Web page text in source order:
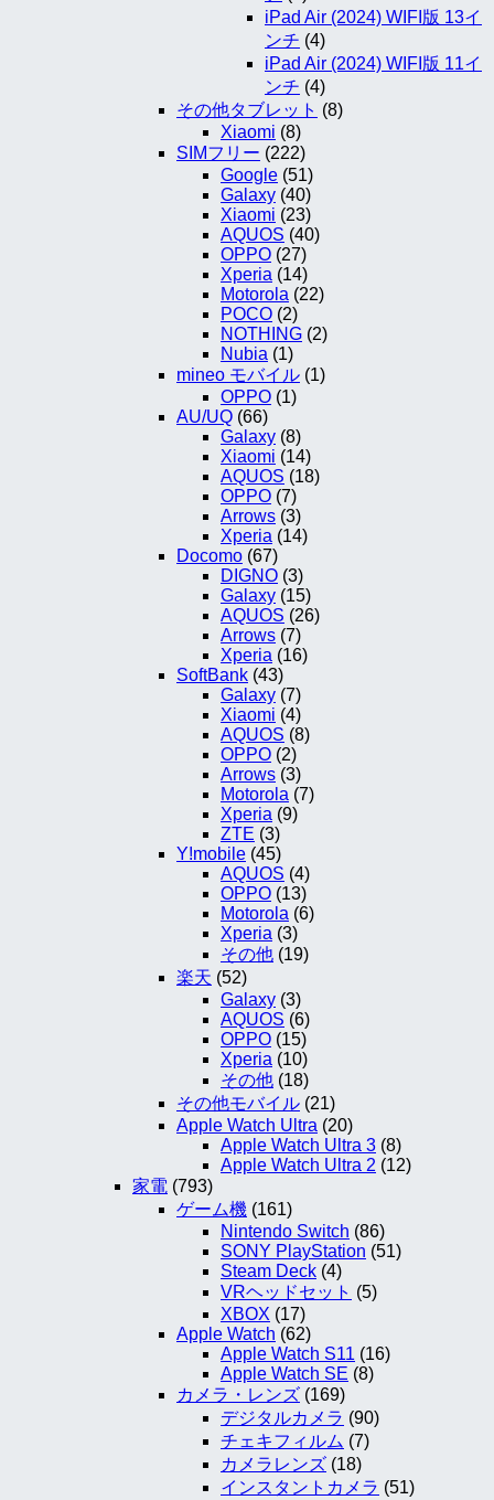
iPad Air (2024) WIFI版 13イ
ンチ (4)
iPad Air (2024) WIFI版 11イ
ンチ (4)
その他タブレット (8)
Xiaomi (8)
SIMフリー (222)
Google (51)
Galaxy (40)
Xiaomi (23)
AQUOS (40)
OPPO (27)
Xperia (14)
Motorola (22)
POCO (2)
NOTHING (2)
Nubia (1)
mineo モバイル (1)
OPPO (1)
AU/UQ (66)
Galaxy (8)
Xiaomi (14)
AQUOS (18)
OPPO (7)
Arrows (3)
Xperia (14)
Docomo (67)
DIGNO (3)
Galaxy (15)
AQUOS (26)
Arrows (7)
Xperia (16)
SoftBank (43)
Galaxy (7)
Xiaomi (4)
AQUOS (8)
OPPO (2)
Arrows (3)
Motorola (7)
Xperia (9)
ZTE (3)
Y!mobile (45)
AQUOS (4)
OPPO (13)
Motorola (6)
Xperia (3)
その他 (19)
楽天 (52)
Galaxy (3)
AQUOS (6)
OPPO (15)
Xperia (10)
その他 (18)
その他モバイル (21)
Apple Watch Ultra (20)
Apple Watch Ultra 3 (8)
Apple Watch Ultra 2 (12)
家電 (793)
ゲーム機 (161)
Nintendo Switch (86)
SONY PlayStation (51)
Steam Deck (4)
VRヘッドセット (5)
XBOX (17)
Apple Watch (62)
Apple Watch S11 (16)
Apple Watch SE (8)
カメラ・レンズ (169)
デジタルカメラ (90)
チェキフィルム (7)
カメラレンズ (18)
インスタントカメラ (51)